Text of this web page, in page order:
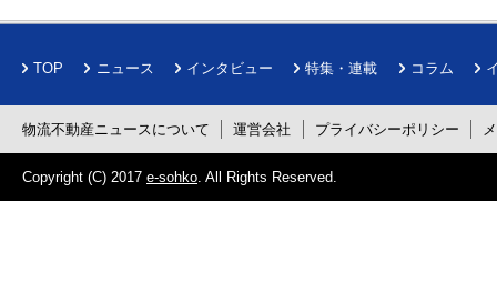
TOP ニュース インタビュー 特集・連載 コラム
物流不動産ニュースについて 運営会社 プライバシーポリシー
Copyright (C) 2017 e-sohko . All Rights Reserved.